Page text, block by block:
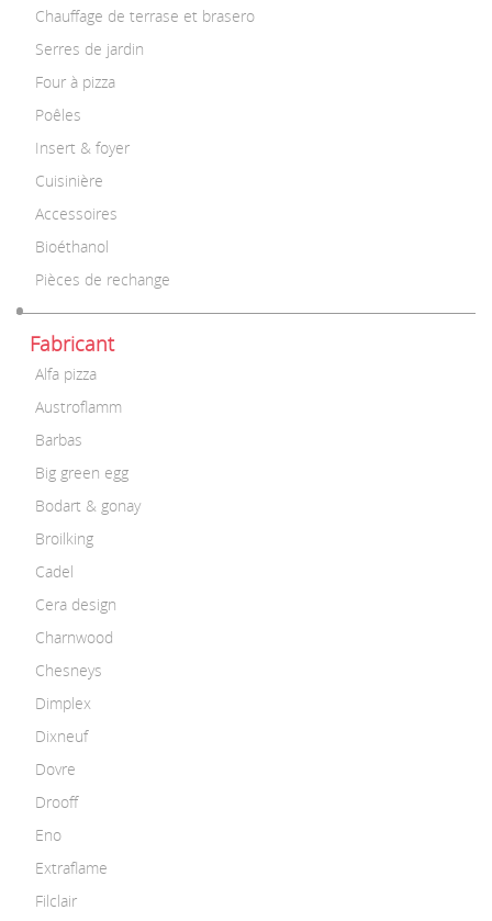
Chauffage de terrase et brasero
Serres de jardin
Four à pizza
Poêles
Insert & foyer
Cuisinière
Accessoires
Bioéthanol
Pièces de rechange
Fabricant
Alfa pizza
Austroflamm
Barbas
Big green egg
Bodart & gonay
Broilking
Cadel
Cera design
Charnwood
Chesneys
Dimplex
Dixneuf
Dovre
Drooff
Eno
Extraflame
Filclair